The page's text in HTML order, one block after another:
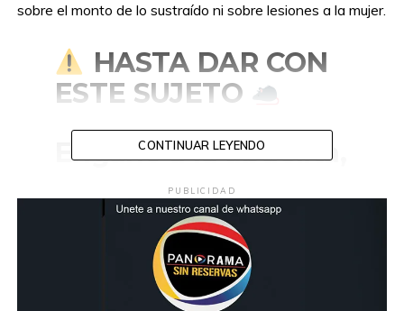
sobre el monto de lo sustraído ni sobre lesiones a la mujer.
HASTA DAR CON
ESTE SUJETO
Engañó a la abuelita,
y así este miserable
sometió y robó a la
mujer 77 años en su
casa, donde además
estaba con su hijo
CONTINUAR LEYENDO
PUBLICIDAD